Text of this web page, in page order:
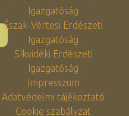
Igazgatóság
Észak-Vértesi Erdészeti
Igazgatóság
Síkvidéki Erdészeti
Igazgatóság
Impresszum
Adatvédelmi tájékoztató
Cookie szabályzat